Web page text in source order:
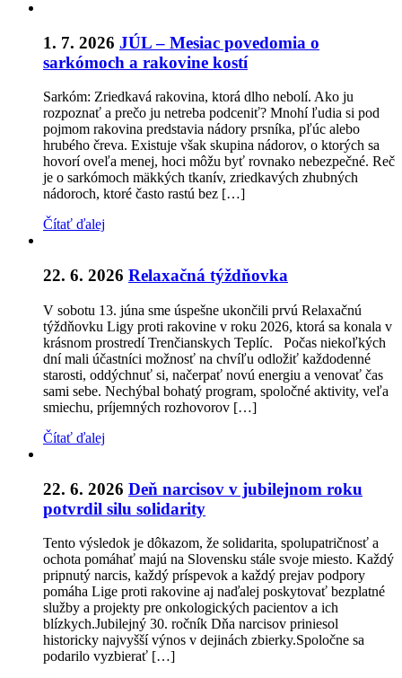
1. 7. 2026 JÚL – Mesiac povedomia o
sarkómoch a rakovine kostí
Sarkóm: Zriedkavá rakovina, ktorá dlho nebolí. Ako ju
rozpoznať a prečo ju netreba podceniť? Mnohí ľudia si pod
pojmom rakovina predstavia nádory prsníka, pľúc alebo
hrubého čreva. Existuje však skupina nádorov, o ktorých sa
hovorí oveľa menej, hoci môžu byť rovnako nebezpečné. Reč
je o sarkómoch mäkkých tkanív, zriedkavých zhubných
nádoroch, ktoré často rastú bez […]
Čítať ďalej
22. 6. 2026 Relaxačná týždňovka
V sobotu 13. júna sme úspešne ukončili prvú Relaxačnú
týždňovku Ligy proti rakovine v roku 2026, ktorá sa konala v
krásnom prostredí Trenčianskych Teplíc. Počas niekoľkých
dní mali účastníci možnosť na chvíľu odložiť každodenné
starosti, oddýchnuť si, načerpať novú energiu a venovať čas
sami sebe. Nechýbal bohatý program, spoločné aktivity, veľa
smiechu, príjemných rozhovorov […]
Čítať ďalej
22. 6. 2026 Deň narcisov v jubilejnom roku
potvrdil silu solidarity
Tento výsledok je dôkazom, že solidarita, spolupatričnosť a
ochota pomáhať majú na Slovensku stále svoje miesto. Každý
pripnutý narcis, každý príspevok a každý prejav podpory
pomáha Lige proti rakovine aj naďalej poskytovať bezplatné
služby a projekty pre onkologických pacientov a ich
blízkych.Jubilejný 30. ročník Dňa narcisov priniesol
historicky najvyšší výnos v dejinách zbierky.Spoločne sa
podarilo vyzbierať […]